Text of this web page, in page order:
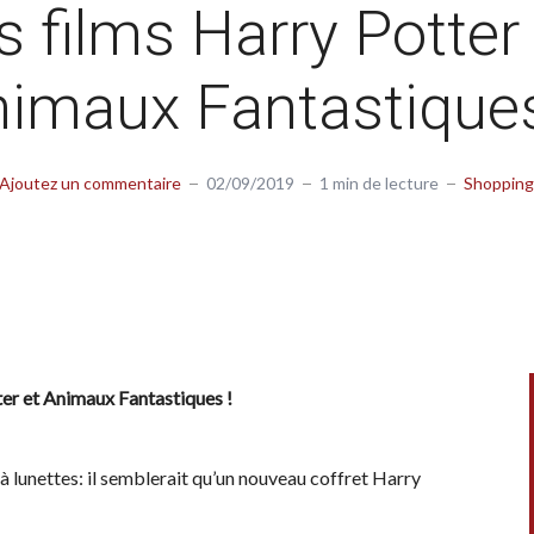
films Harry Potter
Ajoutez un commentaire 02/09/2019 1 min de lecture Shopping
et Animaux Fantastiques !
lunettes: il semblerait qu’un nouveau coffret Harry